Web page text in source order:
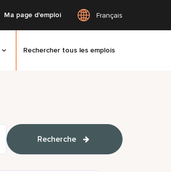
Ma page d'emploi Français
Rechercher tous les emplois
Recherche